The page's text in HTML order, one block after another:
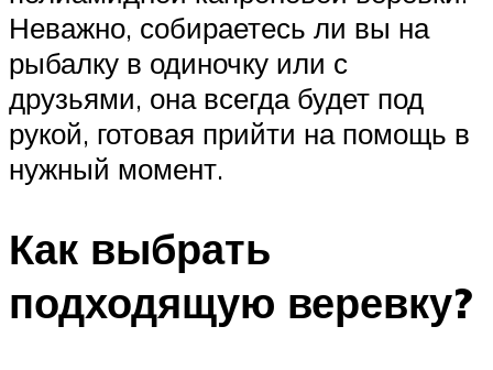
Неважно, собираетесь ли вы на
рыбалку в одиночку или с
друзьями, она всегда будет под
рукой, готовая прийти на помощь в
нужный момент.
Как выбрать
подходящую веревку?